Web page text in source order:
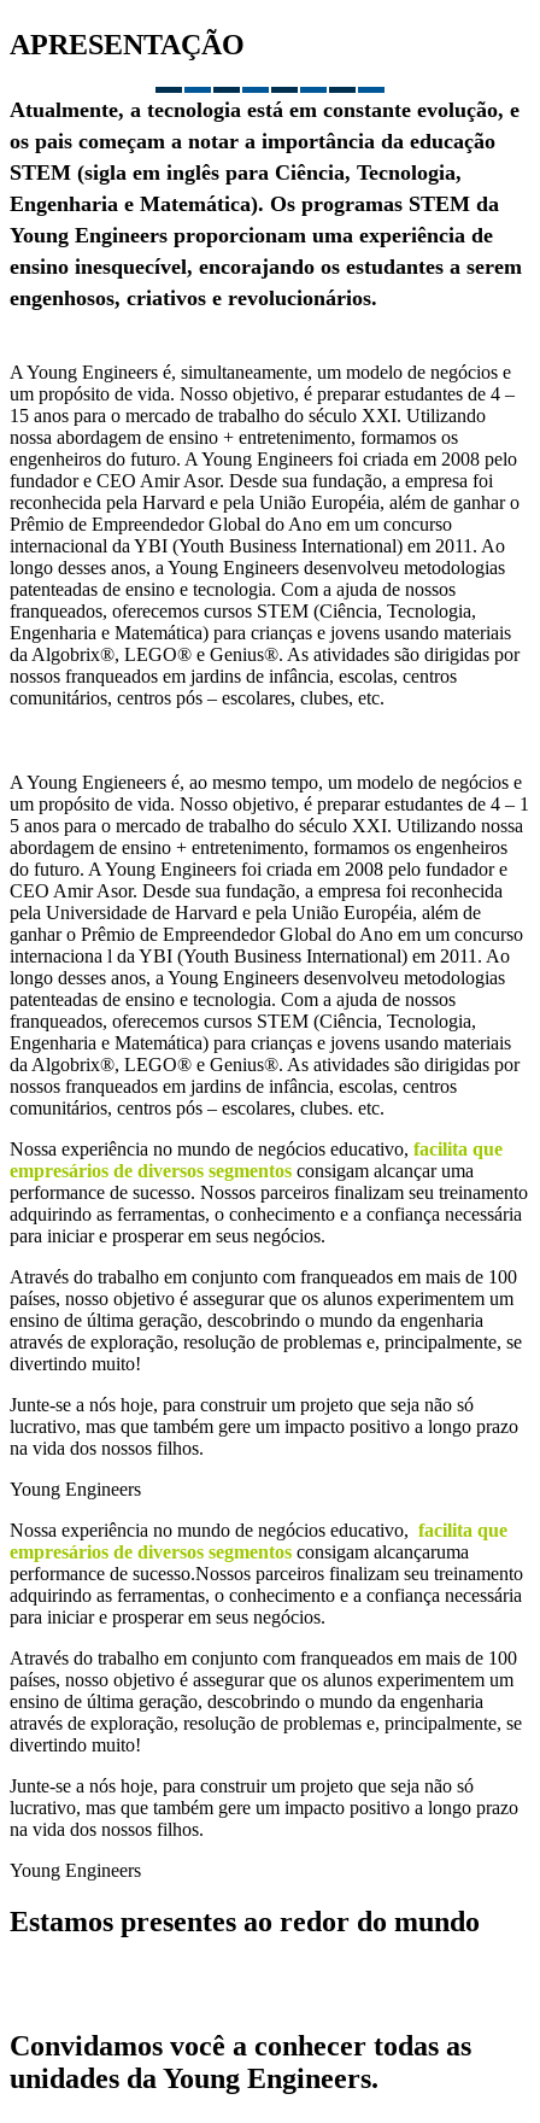
APRESENTAÇÃO
Atualmente, a tecnologia está em constante evolução, e
os pais começam a notar a importância da educação
STEM (sigla em inglês para Ciência, Tecnologia,
Engenharia e Matemática). Os programas STEM da
Young Engineers proporcionam uma experiência de
ensino inesquecível, encorajando os estudantes a serem
engenhosos, criativos e revolucionários.
A Young Engineers é, simultaneamente, um modelo de negócios e
um propósito de vida. Nosso objetivo, é preparar estudantes de 4 –
15 anos para o mercado de trabalho do século XXI. Utilizando
nossa abordagem de ensino + entretenimento, formamos os
engenheiros do futuro. A Young Engineers foi criada em 2008 pelo
fundador e CEO Amir Asor. Desde sua fundação, a empresa foi
reconhecida pela Harvard e pela União Européia, além de ganhar o
Prêmio de Empreendedor Global do Ano em um concurso
internacional da YBI (Youth Business International) em 2011. Ao
longo desses anos, a Young Engineers desenvolveu metodologias
patenteadas de ensino e tecnologia. Com a ajuda de nossos
franqueados, oferecemos cursos STEM (Ciência, Tecnologia,
Engenharia e Matemática) para crianças e jovens usando materiais
da Algobrix®, LEGO® e Genius®. As atividades são dirigidas por
nossos franqueados em jardins de infância, escolas, centros
comunitários, centros pós – escolares, clubes, etc.
A Young Engieneers é, ao mesmo tempo, um modelo de negócios e
um propósito de vida. Nosso objetivo, é preparar estudantes de 4 – 1
5 anos para o mercado de trabalho do século XXI. Utilizando nossa
abordagem de ensino + entretenimento, formamos os engenheiros
do futuro. A Young Engineers foi criada em 2008 pelo fundador e
CEO Amir Asor. Desde sua fundação, a empresa foi reconhecida
pela Universidade de Harvard e pela União Européia, além de
ganhar o Prêmio de Empreendedor Global do Ano em um concurso
internaciona l da YBI (Youth Business International) em 2011. Ao
longo desses anos, a Young Engineers desenvolveu metodologias
patenteadas de ensino e tecnologia. Com a ajuda de nossos
franqueados, oferecemos cursos STEM (Ciência, Tecnologia,
Engenharia e Matemática) para crianças e jovens usando materiais
da Algobrix®, LEGO® e Genius®. As atividades são dirigidas por
nossos franqueados em jardins de infância, escolas, centros
comunitários, centros pós – escolares, clubes. etc.
Nossa experiência no mundo de negócios educativo, facilita que
empresários de diversos segmentos consigam alcançar uma
performance de sucesso. Nossos parceiros finalizam seu treinamento
adquirindo as ferramentas, o conhecimento e a confiança necessária
para iniciar e prosperar em seus negócios.
Através do trabalho em conjunto com franqueados em mais de 100
países, nosso objetivo é assegurar que os alunos experimentem um
ensino de última geração, descobrindo o mundo da engenharia
através de exploração, resolução de problemas e, principalmente, se
divertindo muito!
Junte-se a nós hoje, para construir um projeto que seja não só
lucrativo, mas que também gere um impacto positivo a longo prazo
na vida dos nossos filhos.
Young Engineers
Nossa experiência no mundo de negócios educativo, facilita que
empresários de diversos segmentos consigam alcançaruma
performance de sucesso.Nossos parceiros finalizam seu treinamento
adquirindo as ferramentas, o conhecimento e a confiança necessária
para iniciar e prosperar em seus negócios.
Através do trabalho em conjunto com franqueados em mais de 100
países, nosso objetivo é assegurar que os alunos experimentem um
ensino de última geração, descobrindo o mundo da engenharia
através de exploração, resolução de problemas e, principalmente, se
divertindo muito!
Junte-se a nós hoje, para construir um projeto que seja não só
lucrativo, mas que também gere um impacto positivo a longo prazo
na vida dos nossos filhos.
Young Engineers
Estamos presentes ao redor do mundo
Convidamos você a conhecer todas as
unidades da Young Engineers.